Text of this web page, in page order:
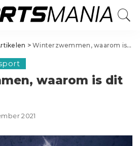
>Winterzwemmen, waarom is dit gezond?
waarom is dit
2021